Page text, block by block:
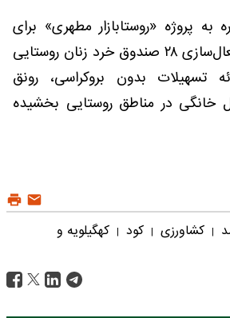
پروژه «روستابازار مطهری» برای
حذف واسطه‌ها، از فعال‌سازی ۲۸ صندوق خرد زنان روستایی
تسهیلات بدون بروکراسی، رونق
در مناطق روستایی بخشیده
| کشاورزی | کود | کهگیلویه و